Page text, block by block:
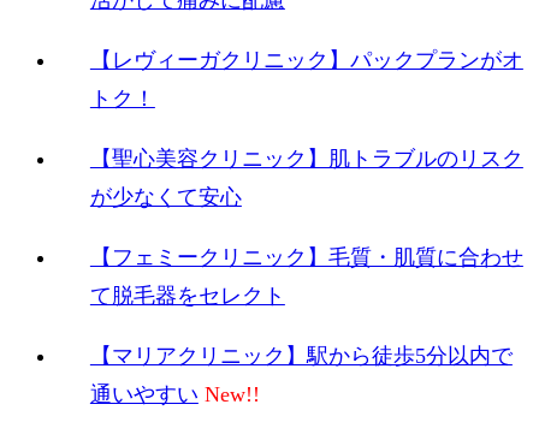
【レヴィーガクリニック】パックプランがオ
トク！
【聖心美容クリニック】肌トラブルのリスク
が少なくて安心
【フェミークリニック】毛質・肌質に合わせ
て脱毛器をセレクト
【マリアクリニック】駅から徒歩5分以内で
通いやすい